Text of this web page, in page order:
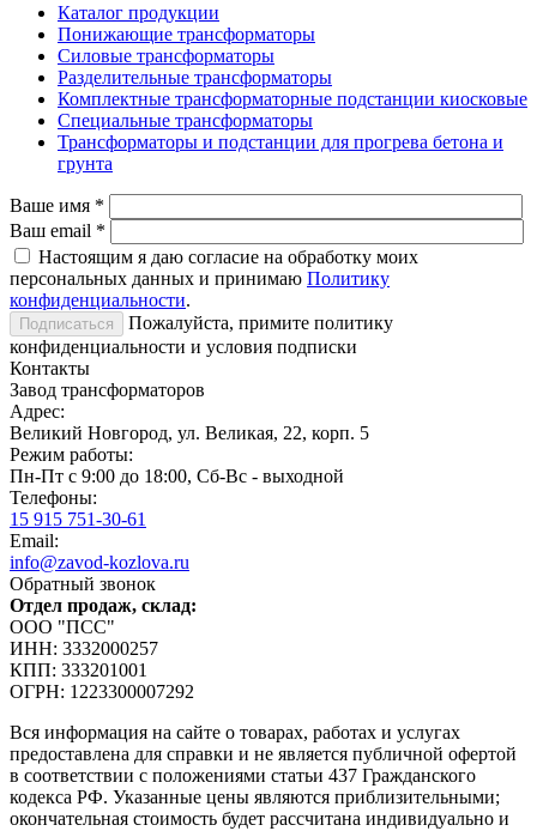
Каталог продукции
Понижающие трансформаторы
Силовые трансформаторы
Разделительные трансформаторы
Комплектные трансформаторные подстанции киосковые
Специальные трансформаторы
Трансформаторы и подстанции для прогрева бетона и
грунта
Ваше имя *
Ваш email *
Настоящим я даю согласие на обработку моих
персональных данных и принимаю Политику
конфиденциальности.
Пожалуйста, примите политику
конфиденциальности и условия подписки
Контакты
Завод трансформаторов
Адрес:
Великий Новгород, ул. Великая, 22, корп. 5
Режим работы:
Пн-Пт с 9:00 до 18:00, Сб-Вс - выходной
Телефоны:
15 915 751-30-61
Email:
info@zavod-kozlova.ru
Обратный звонок
Отдел продаж, склад:
ООО "ПСС"
ИНН: 3332000257
КПП: 333201001
ОГРН: 1223300007292
Вся информация на сайте о товарах, работах и услугах
предоставлена для справки и не является публичной офертой
в соответствии с положениями статьи 437 Гражданского
кодекса РФ. Указанные цены являются приблизительными;
окончательная стоимость будет рассчитана индивидуально и